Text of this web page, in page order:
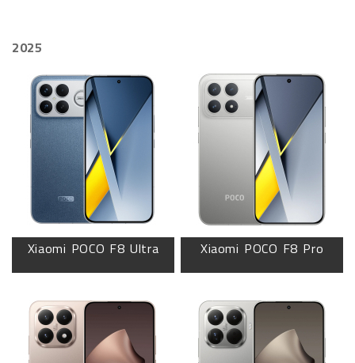
2025
Xiaomi POCO F8 Ultra Xiaomi POCO F8 Pro